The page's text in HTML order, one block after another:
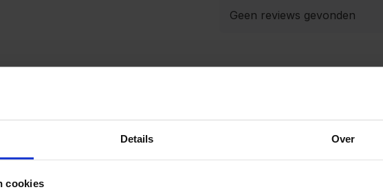
Details Over
cookies
of als bijgerecht bij
de combinatie van
De Kruidenbaron.
Geen reviews gevonden
Kunnen we je helpen?